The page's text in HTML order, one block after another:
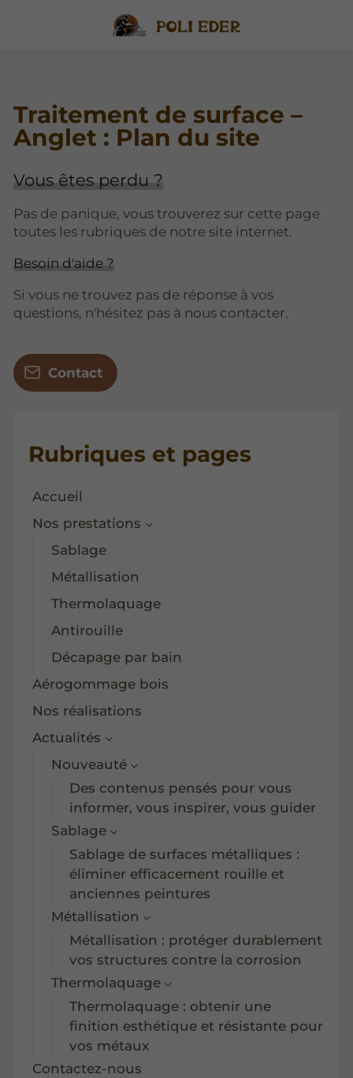
Traitement de surface –
Anglet : Plan du site
Vous êtes perdu ?
Pas de panique, vous trouverez sur cette page
toutes les rubriques de notre site internet.​​
Besoin d'aide ?
Si vous ne trouvez pas de réponse à vos
questions, n'hésitez pas à nous contacter.
Contact
Rubriques et pages
Accueil
Nos prestations
Sablage
Métallisation
Thermolaquage
Antirouille
Décapage par bain
Aérogommage bois
Nos réalisations
Actualités
Nouveauté
Des contenus pensés pour vous
informer, vous inspirer, vous guider
Sablage
Sablage de surfaces métalliques :
éliminer efficacement rouille et
anciennes peintures
Métallisation
Métallisation : protéger durablement
vos structures contre la corrosion
Thermolaquage
Thermolaquage : obtenir une
finition esthétique et résistante pour
vos métaux
Contactez-nous